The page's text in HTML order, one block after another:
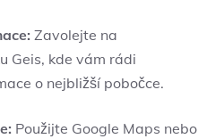
Zavolejte na
Geis, kde vám rádi
o nejbližší pobočce.
Použijte Google Maps nebo